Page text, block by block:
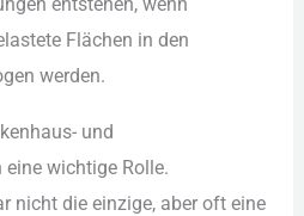
ent︇stehen, wen︇n
Flä︇chen in den︇
wer︇den.
und︇
wic︇htige Rol︇le.
nic︇ht die︇ ein︇zige, abe︇r oft︇ ein︇e